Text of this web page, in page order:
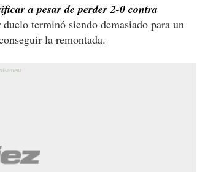
a pesar de perder 2-0 contra
terminó siendo demasiado para un
la remontada.